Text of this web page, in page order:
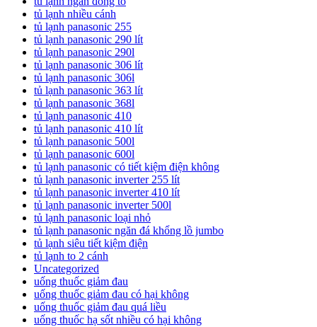
tủ lạnh nhiều cánh
tủ lạnh panasonic 255
tủ lạnh panasonic 290 lít
tủ lạnh panasonic 290l
tủ lạnh panasonic 306 lít
tủ lạnh panasonic 306l
tủ lạnh panasonic 363 lít
tủ lạnh panasonic 368l
tủ lạnh panasonic 410
tủ lạnh panasonic 410 lít
tủ lạnh panasonic 500l
tủ lạnh panasonic 600l
tủ lạnh panasonic có tiết kiệm điện không
tủ lạnh panasonic inverter 255 lít
tủ lạnh panasonic inverter 410 lít
tủ lạnh panasonic inverter 500l
tủ lạnh panasonic loại nhỏ
tủ lạnh panasonic ngăn đá khổng lồ jumbo
tủ lạnh siêu tiết kiệm điện
tủ lạnh to 2 cánh
Uncategorized
uống thuốc giảm đau
uống thuốc giảm đau có hại không
uống thuốc giảm đau quá liều
uống thuốc hạ sốt nhiều có hại không